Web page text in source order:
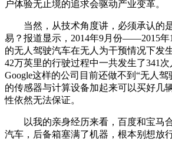
户体验无止境的追求会驱动产业变革。
当然，从技术角度讲，必须承认的
易？报道显示，2014年9月份——2015年
的无人驾驶汽车在无人为干预情况下发
42万英里的行驶过程中一共发生了341
Google这样的公司目前还做不到“无人
的传感器与计算设备加起来可以买好几
性依然无法保证。
以我的亲身经历来看，百度和宝马
汽车，后备箱塞满了机器，根本别想放